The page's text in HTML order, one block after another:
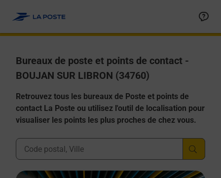
Bureaux de poste et points de contact -
BOUJAN SUR LIBRON (34760)
Retrouvez tous les bureaux de Poste et points de
contact La Poste ou utilisez l'outil de localisation pour
visualiser les points les plus proches de chez vous.
Ville, Département, Code Postal